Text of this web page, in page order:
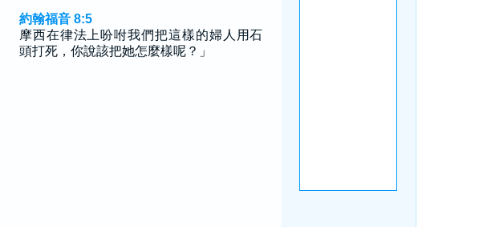
約翰福音 8:5
摩西在律法上吩咐我們把這樣的婦人用石
頭打死，你說該把她怎麼樣呢？」